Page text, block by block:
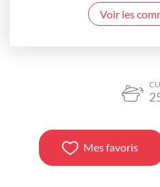
Voir les
Mes favoris